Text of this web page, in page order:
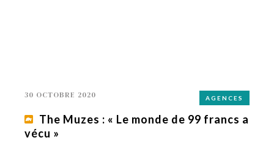
AGENCES
30 OCTOBRE 2020
The Muzes : « Le monde de 99 francs a
vécu »